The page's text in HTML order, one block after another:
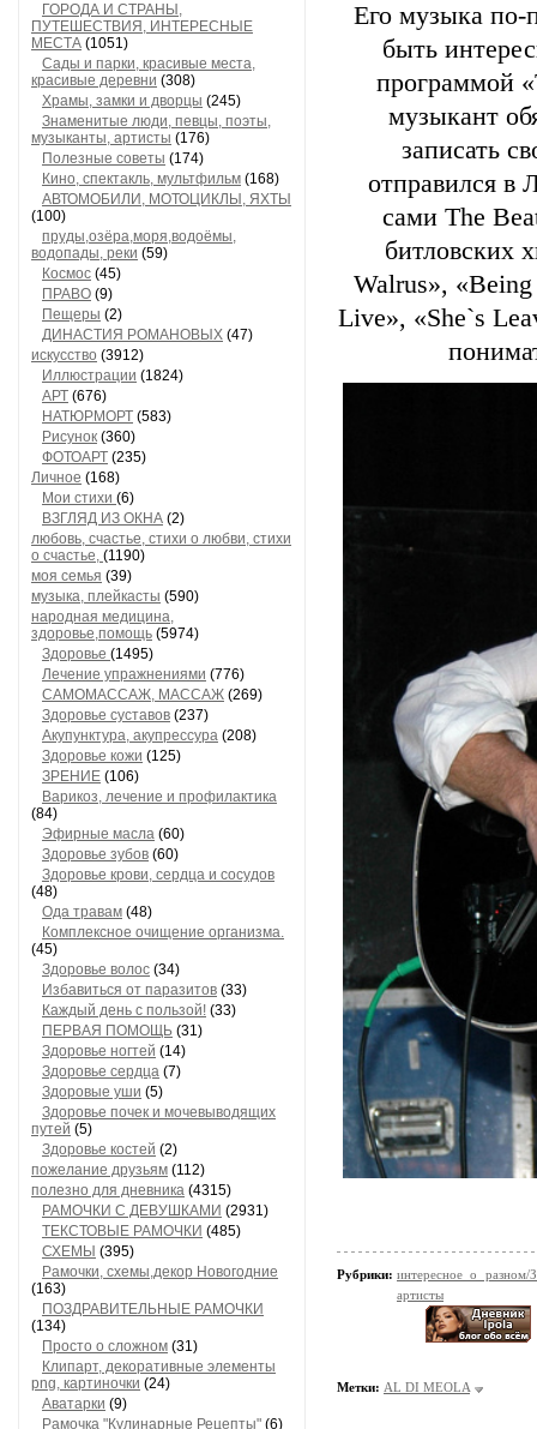
ГОРОДА И СТРАНЫ,
ПУТЕШЕСТВИЯ, ИНТЕРЕСНЫЕ
МЕСТА (1051)
Сады и парки, красивые места,
красивые деревни (308)
Храмы, замки и дворцы (245)
Знаменитые люди, певцы, поэты,
музыканты, артисты (176)
Полезные советы (174)
Кино, спектакль, мультфильм (168)
АВТОМОБИЛИ, МОТОЦИКЛЫ, ЯХТЫ
(100)
пруды,озёра,моря,водоёмы,
водопады, реки (59)
Космос (45)
ПРАВО (9)
Пещеры (2)
ДИНАСТИЯ РОМАНОВЫХ (47)
искусство (3912)
Иллюстрации (1824)
АРТ (676)
НАТЮРМОРТ (583)
Рисунок (360)
ФОТОАРТ (235)
Личное (168)
Мои стихи (6)
ВЗГЛЯД ИЗ ОКНА (2)
любовь, счастье, стихи о любви, стихи
о счастье, (1190)
моя семья (39)
музыка, плейкасты (590)
народная медицина,
здоровье,помощь (5974)
Здоровье (1495)
Лечение упражнениями (776)
САМОМАССАЖ, МАССАЖ (269)
Здоровье суставов (237)
Акупунктура, акупрессура (208)
Здоровье кожи (125)
ЗРЕНИЕ (106)
Варикоз, лечение и профилактика
(84)
Эфирные масла (60)
Здоровье зубов (60)
Здоровье крови, сердца и сосудов
(48)
Ода травам (48)
Комплексное очищение организма.
(45)
Здоровье волос (34)
Избавиться от паразитов (33)
Каждый день с пользой! (33)
ПЕРВАЯ ПОМОЩЬ (31)
Здоровье ногтей (14)
Здоровье сердца (7)
Здоровые уши (5)
Здоровье почек и мочевыводящих
путей (5)
Здоровье костей (2)
пожелание друзьям (112)
полезно для дневника (4315)
РАМОЧКИ С ДЕВУШКАМИ (2931)
ТЕКСТОВЫЕ РАМОЧКИ (485)
СХЕМЫ (395)
Рамочки, схемы,декор Новогодние
(163)
ПОЗДРАВИТЕЛЬНЫЕ РАМОЧКИ
(134)
Просто о сложном (31)
Клипарт, декоративные элементы
png, картиночки (24)
Аватарки (9)
Рамочка "Кулинарные Рецепты" (6)
Его музыка по-
быть
программой
музыкант
записать
отправился в
сами The
битловских
Walrus»,
Live», «She`s
Рубрики: интересное о
артисты
Метки: AL DI MEOLA